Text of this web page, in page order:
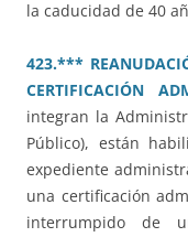
la caducidad de 40
423.***
CERTIFICACIÓN
integran la
Público), están
expediente
una certificación
interrumpido de